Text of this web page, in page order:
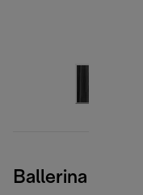
Ballerina